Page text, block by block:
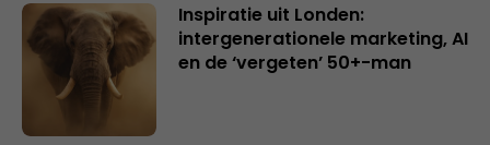
Inspiratie uit Londen:
intergenerationele marketing, AI
en de ‘vergeten’ 50+-man